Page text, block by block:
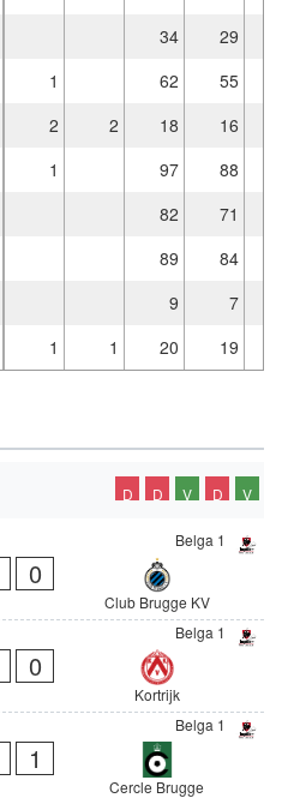
34
29
1 62
55
2 2 18
16
1 97
88
82
71
89
84
9
7
1 1 20 19
D D V D V
Belga 1
0
Club Brugge KV
Belga 1
0
Kortrijk
Belga 1
1
Cercle Brugge